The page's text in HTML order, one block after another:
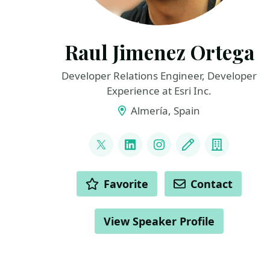
Raul Jimenez Ortega
Developer Relations Engineer, Developer
Experience at Esri Inc.
Almería, Spain
@hhkaosLinkedInInstagram
Blog Company
ACTIONS Favorite Contact
View Speaker Profile